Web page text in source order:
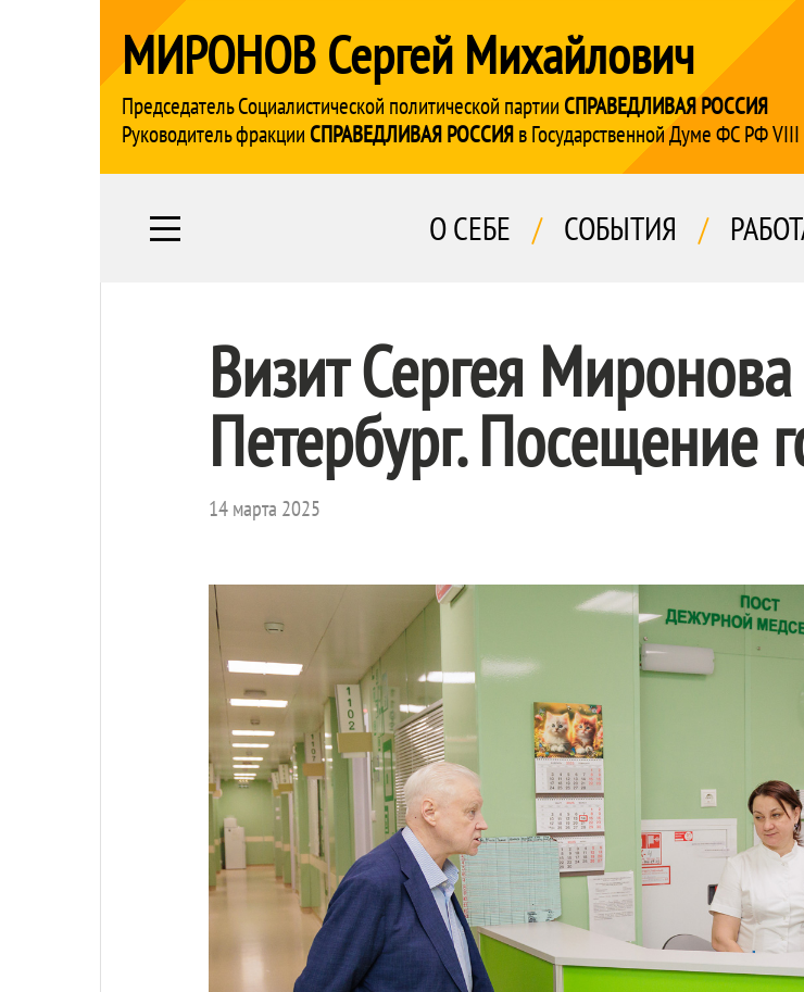
МИРОНОВ Сергей Михайлович
Председатель Социалистической политической партии СПРАВЕДЛИВАЯ РОССИЯ
Руководитель фракции СПРАВЕДЛИВАЯ РОССИЯв Государственной Думе ФС РФ VIII
О СЕБЕ / СОБЫТИЯ /
Визит Сергея
Петербург. Посещение
14 марта 2025